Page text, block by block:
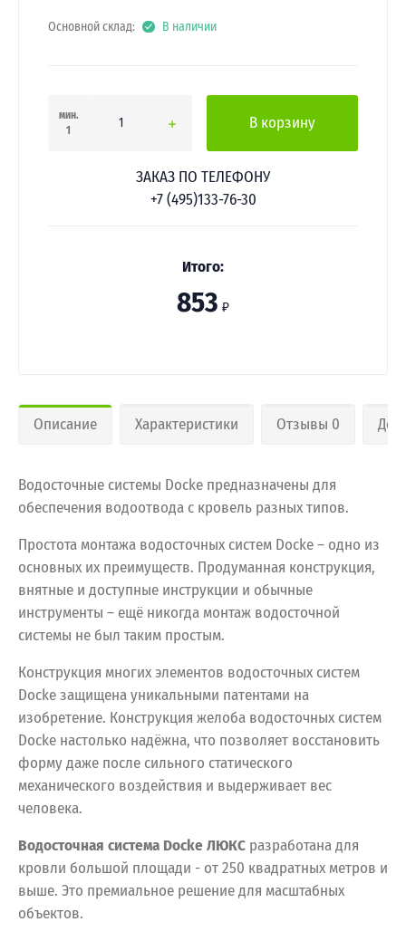
Основной склад: В наличии
мин.
1
В корзину
ЗАКАЗ ПО ТЕЛЕФОНУ
+7 (495)133-76-30
Итого:
853 ₽
Описание Характеристики Отзывы 0
Водосточные системы Docke предназначены для
обеспечения водоотвода с кровель разных типов.
Простота монтажа водосточных систем Docke – одно из
основных их преимуществ. Продуманная конструкция,
внятные и доступные инструкции и обычные
инструменты – ещё никогда монтаж водосточной
системы не был таким простым.
Конструкция многих элементов водосточных систем
Docke защищена уникальными патентами на
изобретение. Конструкция желоба водосточных систем
Docke настолько надёжна, что позволяет восстановить
форму даже после сильного статического
механического воздействия и выдерживает вес
человека.
Водосточная система Docke ЛЮКС разработанадля
кровли большой площади - от250 квадратных метров и
выше. Это премиальное решениедля масштабных
объектов.